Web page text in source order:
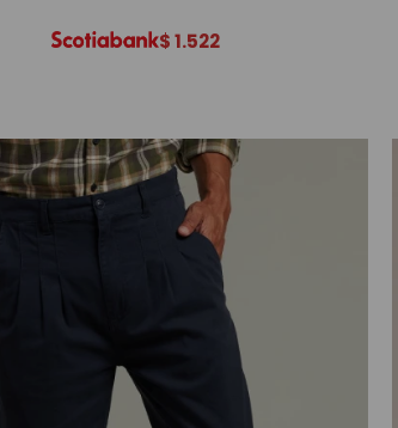
$1.522